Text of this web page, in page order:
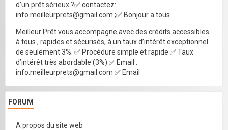
d'un prêt sérieux ?✅ contactez:
info.meilleurprets@gmail.com ;✅ Bonjour a tous
Meilleur Prêt vous accompagne avec des crédits accessibles
à tous , rapides et sécurisés, à un taux d’intérêt exceptionnel
de seulement 3%. ✅ Procédure simple et rapide ✅ Taux
d’intérêt très abordable (3%) ✅ Email :
info.meilleurprets@gmail.com ✅ Email
FORUM
A propos du site web